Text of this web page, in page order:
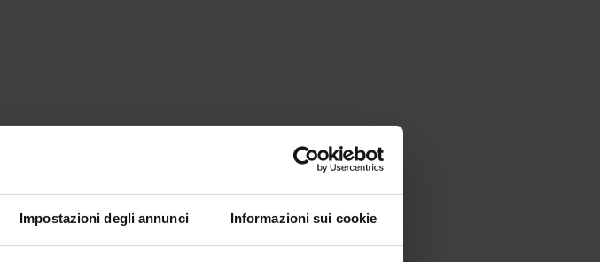
Impostazioni degli annunci Informazioni sui cookie